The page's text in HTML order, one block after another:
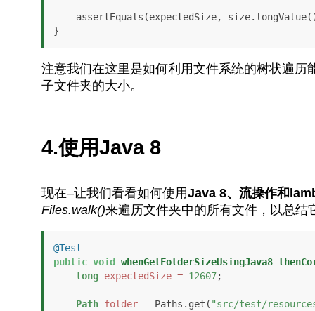
}
注意我们在这里是如何利用文件系统的树状遍
子文件夹的大小。
4.使用Java 8
现在–让我们看看如何使用Java 8、流操作和
Files.walk()来遍历文件夹中的所有文件，以总结
@Test
public void
long expectedSize = 12607;
Path folder = Paths.get( "src/test/